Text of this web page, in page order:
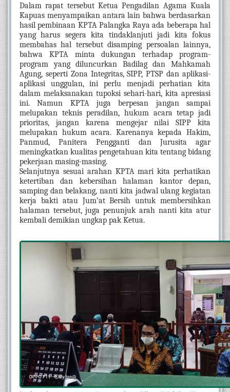
Dalam rapat tersebut Ketua Pengadilan Agama Kuala
Kapuas menyampaikan antara lain bahwa berdasarkan
hasil pembinaan KPTA Palangka Raya ada beberapa hal
yang harus segera kita tindaklanjuti jadi kita fokus
membahas hal tersebut disamping persoalan lainnya,
bahwa KPTA minta dukungan terhadap program-
program yang diluncurkan Badilag dan Mahkamah
Agung, seperti Zona Integritas, SIPP, PTSP dan aplikasi-
aplikasi unggulan, ini perlu menjadi perhatian kita
dalam melaksanakan tupoksi sehari-hari, kita apresiasi
ini. Namun KPTA juga berpesan jangan sampai
melupakan teknis peradilan, hukum acara tetap jadi
prioritas, jangan karena mengejar nilai SIPP kita
melupakan hukum acara. Karenanya kepada Hakim,
Panmud, Panitera Pengganti dan Jurusita agar
meningkatkan kualitas pengetahuan kita tentang bidang
pekerjaan masing-masing.
Selanjutnya sesuai arahan KPTA mari kita perhatikan
ketertiban dan kebersihan halaman kantor depan,
samping dan belakang, nanti kita jadwal ulang kegiatan
kerja bakti atau Jum’at Bersih untuk membersihkan
halaman tersebut, juga penunjuk arah nanti kita atur
kembali demikian ungkap pak Ketua.